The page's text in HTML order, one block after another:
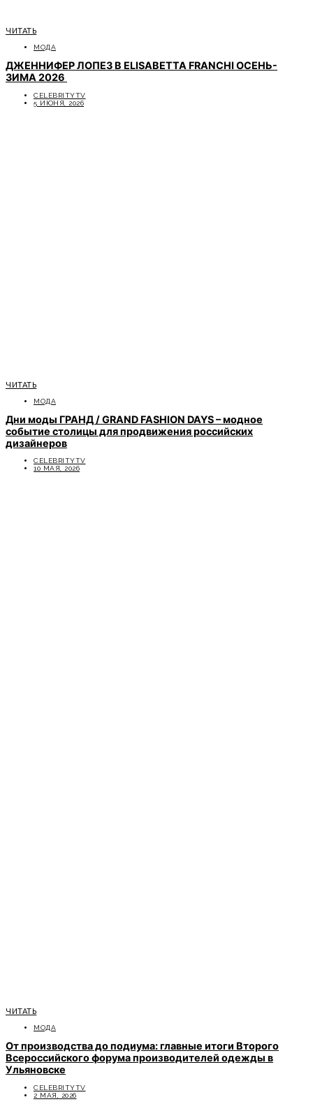
ЧИТАТЬ
МОДА
ДЖЕННИФЕР ЛОПЕЗ В ELISABETTA FRANCHI ОСЕНЬ-
ЗИМА 2026
CELEBRITYTV
5 ИЮНЯ, 2026
ЧИТАТЬ
МОДА
Дни моды ГРАНД / GRAND FASHION DAYS – модное
событие столицы для продвижения российских
дизайнеров
CELEBRITYTV
10 МАЯ, 2026
ЧИТАТЬ
МОДА
От производства до подиума: главные итоги Второго
Всероссийского форума производителей одежды в
Ульяновске
CELEBRITYTV
2 МАЯ, 2026